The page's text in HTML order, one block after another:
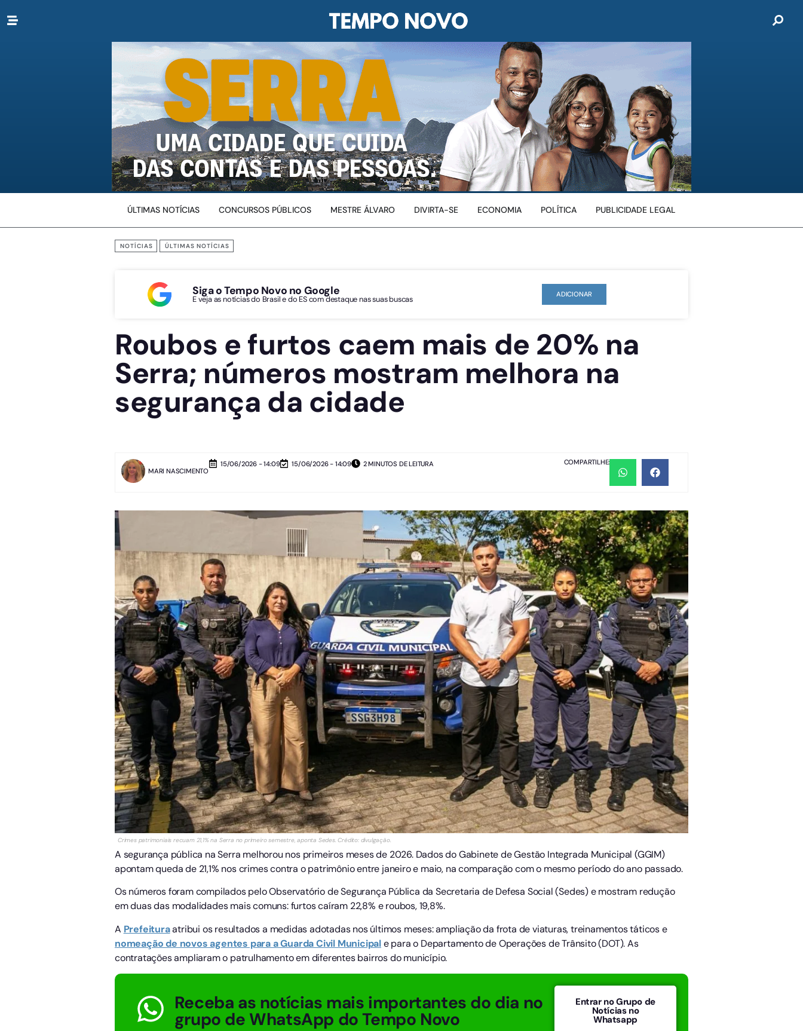
ÚLTIMAS NOTÍCIAS CONCURSOS PÚBLICOS MESTRE ÁLVARO DIVIRTA-SE ECONOMIA POLÍTICA PUBLICIDADE LEGAL
NOTÍCIAS ÚLTIMAS NOTÍCIAS
Siga o Tempo Novo no Google
E veja as notícias do Brasil e do ES com destaque nas suas buscas ADICIONAR
Roubos e furtos caem mais de 20% na
Serra; números mostram melhora na
segurança da cidade
MARI NASCIMENTO
15/06/2026 - 14:09 15/06/2026 - 14:09 2 MINUTOS DE LEITURA COMPARTILHE:
Crimes patrimoniais recuam 21,1% na Serra no primeiro semestre, aponta Sedes. Crédito: divulgação.
A segurança pública na Serra melhorou nos primeiros meses de 2026. Dados do Gabinete de Gestão Integrada Municipal (GGIM)
apontam queda de 21,1% nos crimes contra o patrimônio entre janeiro e maio, na comparação com o mesmo período do ano passado.
Os números foram compilados pelo Observatório de Segurança Pública da Secretaria de Defesa Social (Sedes) e mostram redução
em duas das modalidades mais comuns: furtos caíram 22,8% e roubos, 19,8%.
A Prefeituraatribui os resultados a medidas adotadas nos últimos meses: ampliação da frota de viaturas, treinamentos táticos e
nomeação de novos agentes para a Guarda Civil Municipale para o Departamento de Operações de Trânsito (DOT). As
contratações ampliaram o patrulhamento em diferentes bairros do município.
Receba as notícias mais importantes do dia no
grupo de WhatsApp do Tempo Novo
Entrar no Grupo de
Notícias no
Whatsapp